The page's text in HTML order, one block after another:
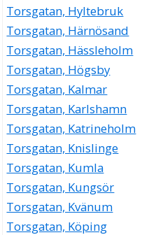
Torsgatan, Hyltebruk
Torsgatan, Härnösand
Torsgatan, Hässleholm
Torsgatan, Högsby
Torsgatan, Kalmar
Torsgatan, Karlshamn
Torsgatan, Katrineholm
Torsgatan, Knislinge
Torsgatan, Kumla
Torsgatan, Kungsör
Torsgatan, Kvänum
Torsgatan, Köping